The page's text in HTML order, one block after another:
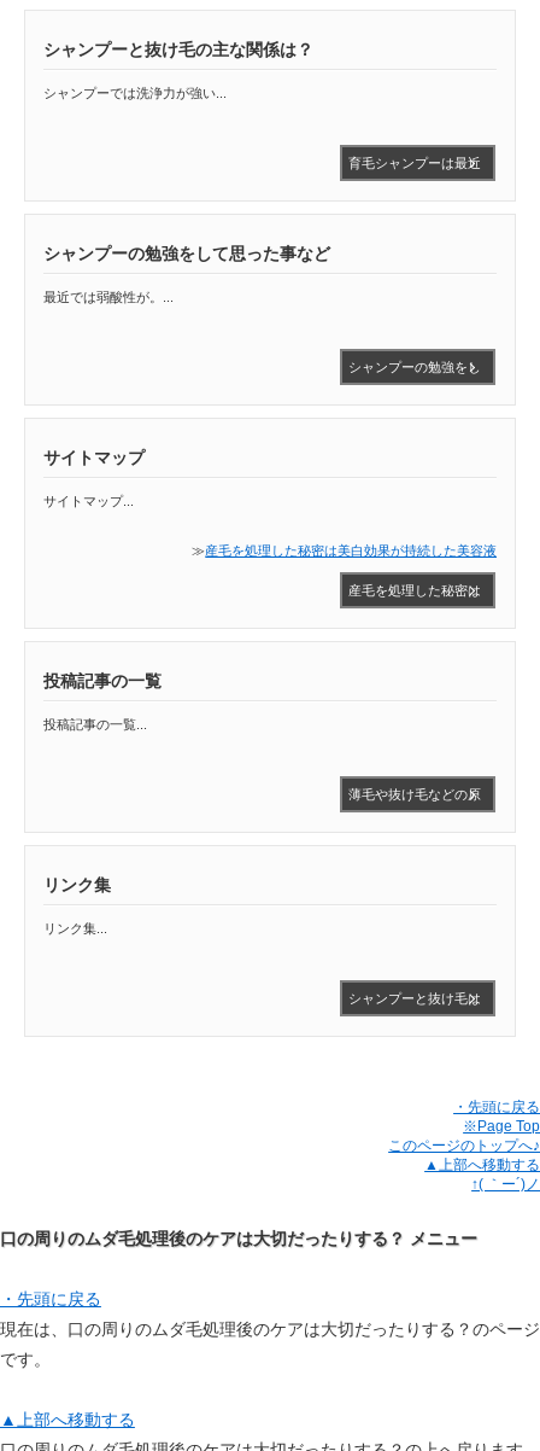
シャンプーと抜け毛の主な関係は？
シャンプーでは洗浄力が強い...
育毛シャンプーは最近
シャンプーの勉強をして思った事など
最近では弱酸性が。...
シャンプーの勉強をし
サイトマップ
サイトマップ...
≫産毛を処理した秘密は美白効果が持続した美容液
産毛を処理した秘密は
投稿記事の一覧
投稿記事の一覧...
薄毛や抜け毛などの原
リンク集
リンク集...
シャンプーと抜け毛は
・先頭に戻る
※Page Top
このページのトップへ♪
▲上部へ移動する
↑( ｀ー´)ノ
口の周りのムダ毛処理後のケアは大切だったりする？ メニュー
・先頭に戻る
現在は、口の周りのムダ毛処理後のケアは大切だったりする？のページ
です。
▲上部へ移動する